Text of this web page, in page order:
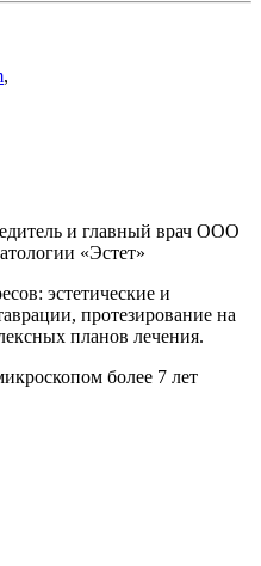
,
и главный врач ООО
«Эстет»
эстетические и
протезирование на
планов лечения.
более 7 лет